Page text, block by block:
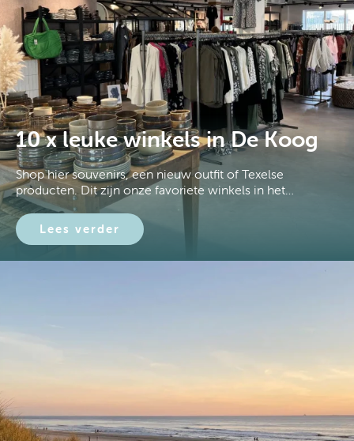
10 x leuke winkels in De Koog
Shop hier souvenirs, een nieuw outfit of Texelse
producten. Dit zijn onze favoriete winkels in het…
Lees verder